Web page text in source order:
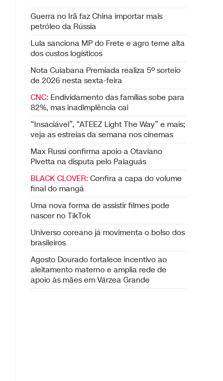
Guerra no Irã faz China importar mais
petróleo da Rússia
Lula sanciona MP do Frete e agro teme alta
dos custos logísticos
Nota Cuiabana Premiada realiza 5º sorteio
de 2026 nesta sexta-feira
CNC: Endividamento das famílias sobe para
82%, mas inadimplência cai
“Insaciável”, “ATEEZ Light The Way” e mais;
veja as estreias da semana nos cinemas
Max Russi confirma apoio a Otaviano
Pivetta na disputa pelo Paiaguás
BLACK CLOVER: Confira a capa do volume
final do mangá
Uma nova forma de assistir filmes pode
nascer no TikTok
Universo coreano já movimenta o bolso dos
brasileiros
Agosto Dourado fortalece incentivo ao
aleitamento materno e amplia rede de
apoio às mães em Várzea Grande